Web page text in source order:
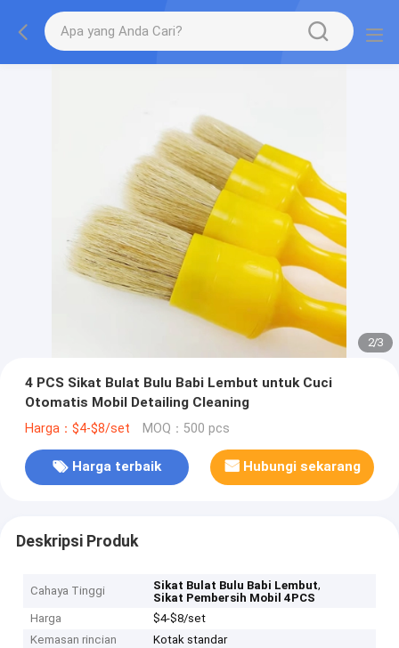
2/3
4 PCS Sikat Bulat Bulu Babi Lembut untuk Cuci
Otomatis Mobil Detailing Cleaning
Harga：$4-$8/set MOQ：500 pcs
Harga terbaik Hubungi sekarang
Deskripsi Produk
Cahaya Tinggi Sikat Bulat Bulu Babi Lembut,
Sikat Pembersih Mobil 4PCS
Harga
$4-$8/set
Kemasan rincian
Kotak standar